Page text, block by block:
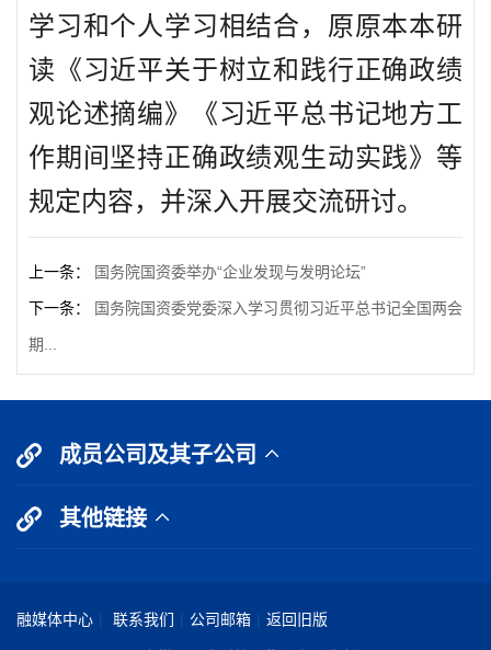
学习和个人学习相结合，原原本本研
读《习近平关于树立和践行正确政绩
观论述摘编》《习近平总书记地方工
作期间坚持正确政绩观生动实践》等
规定内容，并深入开展交流研讨。
上一条： 国务院国资委举办“企业发现与发明论坛”
下一条： 国务院国资委党委深入学习贯彻习近平总书记全国两会
期...
成员公司及其子公司
其他链接
融媒体中心 联系我们 公司邮箱 返回旧版